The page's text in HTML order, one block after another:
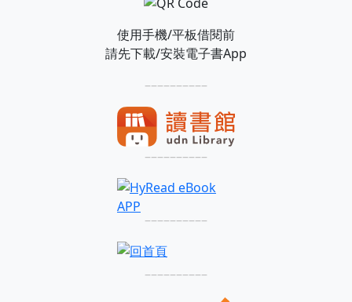
使用手機/平板借閱前
請先下載/安裝電子書App
––––––––––
––––––––––
––––––––––
––––––––––